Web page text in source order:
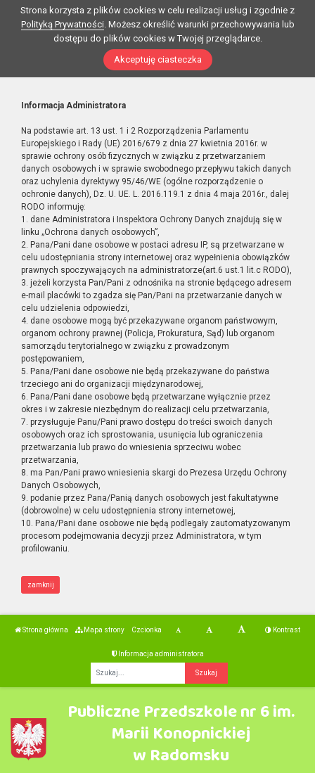
Strona korzysta z plików cookies w celu realizacji usług i zgodnie z
Polityką Prywatności. Możesz określić warunki przechowywania lub
dostępu do plików cookies w Twojej przeglądarce.
Akceptuję ciasteczka
Informacja Administratora
Na podstawie art. 13 ust. 1 i 2 Rozporządzenia Parlamentu
Europejskiego i Rady (UE) 2016/679 z dnia 27 kwietnia 2016r. w
sprawie ochrony osób fizycznych w związku z przetwarzaniem
danych osobowych i w sprawie swobodnego przepływu takich danych
oraz uchylenia dyrektywy 95/46/WE (ogólne rozporządzenie o
ochronie danych), Dz. U. UE. L. 2016.119.1 z dnia 4 maja 2016r., dalej
RODO informuję:
1. dane Administratora i Inspektora Ochrony Danych znajdują się w
linku „Ochrona danych osobowych”,
2. Pana/Pani dane osobowe w postaci adresu IP, są przetwarzane w
celu udostępniania strony internetowej oraz wypełnienia obowiązków
prawnych spoczywających na administratorze(art.6 ust.1 lit.c RODO),
3. jeżeli korzysta Pan/Pani z odnośnika na stronie będącego adresem
e-mail placówki to zgadza się Pan/Pani na przetwarzanie danych w
celu udzielenia odpowiedzi,
4. dane osobowe mogą być przekazywane organom państwowym,
organom ochrony prawnej (Policja, Prokuratura, Sąd) lub organom
samorządu terytorialnego w związku z prowadzonym
postępowaniem,
5. Pana/Pani dane osobowe nie będą przekazywane do państwa
trzeciego ani do organizacji międzynarodowej,
6. Pana/Pani dane osobowe będą przetwarzane wyłącznie przez
okres i w zakresie niezbędnym do realizacji celu przetwarzania,
7. przysługuje Panu/Pani prawo dostępu do treści swoich danych
osobowych oraz ich sprostowania, usunięcia lub ograniczenia
przetwarzania lub prawo do wniesienia sprzeciwu wobec
przetwarzania,
8. ma Pan/Pani prawo wniesienia skargi do Prezesa Urzędu Ochrony
Danych Osobowych,
9. podanie przez Pana/Panią danych osobowych jest fakultatywne
(dobrowolne) w celu udostępnienia strony internetowej,
10. Pana/Pani dane osobowe nie będą podlegały zautomatyzowanym
procesom podejmowania decyzji przez Administratora, w tym
profilowaniu.
zamknij
Strona główna Mapa strony Czcionka Kontrast
Informacja administratora
Publiczne Przedszkole nr 6 im.
Marii Konopnickiej
w Radomsku